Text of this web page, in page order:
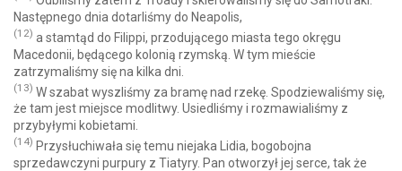
Następnego dnia dotarliśmy do Neapolis,
(12) a stamtąd do Filippi, przodującego miasta tego okręgu
Macedonii, będącego kolonią rzymską. W tym mieście
zatrzymaliśmy się na kilka dni.
(13) W szabat wyszliśmy za bramę nad rzekę. Spodziewaliśmy się,
że tam jest miejsce modlitwy. Usiedliśmy i rozmawialiśmy z
przybyłymi kobietami.
(14) Przysłuchiwała się temu niejaka Lidia, bogobojna
sprzedawczyni purpury z Tiatyry. Pan otworzył jej serce, tak że